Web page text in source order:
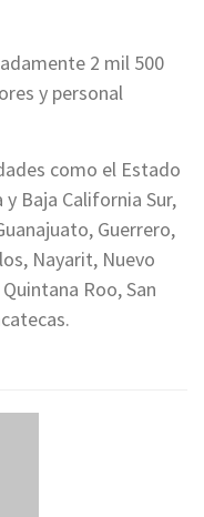
2 mil 500
y personal
como el Estado
Baja California Sur,
Guerrero,
Nayarit, Nuevo
Roo, San